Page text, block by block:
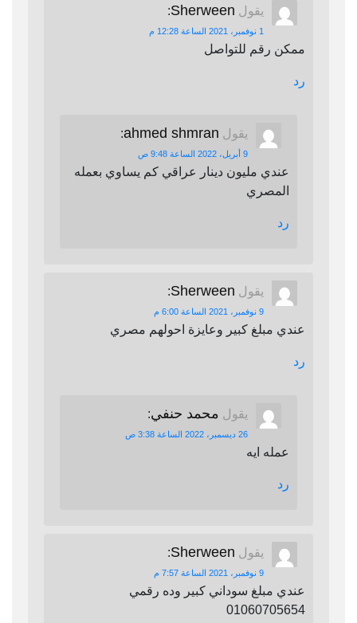
يقول Sherween
:
1 نوفمبر، 2021 الساعة 12:28 م
ممكن رقم للتواصل
رد
يقول ahmed shmran
:
9 أبريل، 2022 الساعة 9:48 ص
عندي مليون دينار عراقي كم يساوي بعمله
المصري
رد
يقول Sherween
:
9 نوفمبر، 2021 الساعة 6:00 م
عندي مبلغ كبير وعايزة احولهم مصري
رد
يقول محمد حنفي:
26 ديسمبر، 2022 الساعة 3:38 ص
عمله ايه
رد
يقول Sherween
:
9 نوفمبر، 2021 الساعة 7:57 م
عندي مبلغ سوداني كبير وده رقمي
01060705654